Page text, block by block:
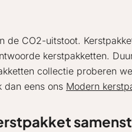
de CO2-uitstoot.
kerstpakketten.
collectie proberen
dan eens ons Modern